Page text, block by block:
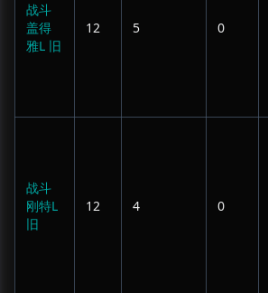
战斗
盖得
雅L 旧
12 5 0
战斗
刚特L
旧
12 4 0